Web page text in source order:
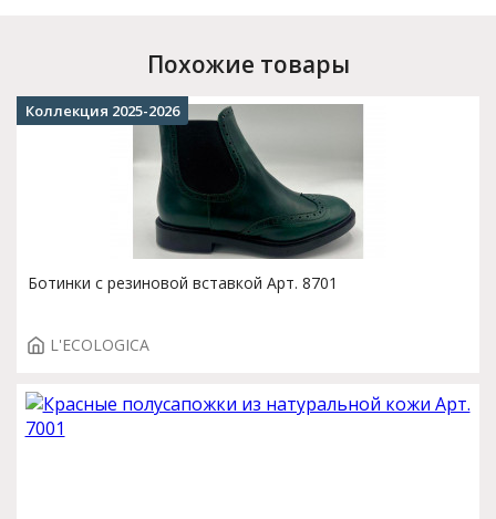
Похожие товары
Ботинки с резиновой вставкой Арт. 8701
L'ECOLOGICA
Коллекция 2025-2026